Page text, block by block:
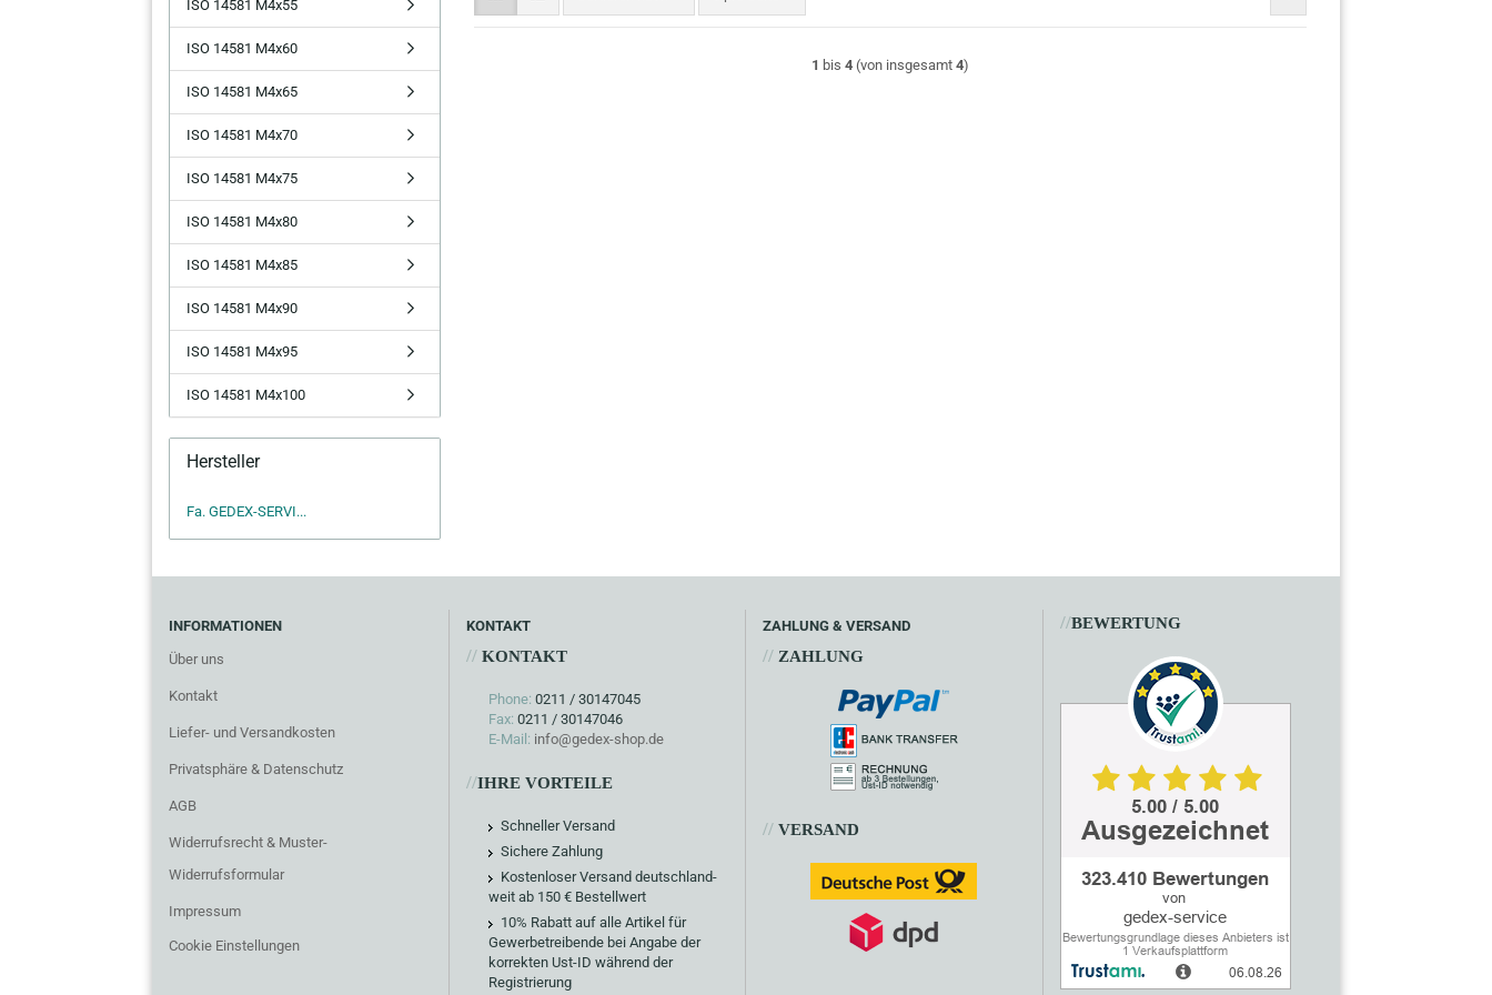
1 bis 4 (von insgesamt 4)
ISO 14581 M4x55
ISO 14581 M4x60
ISO 14581 M4x65
ISO 14581 M4x70
ISO 14581 M4x75
ISO 14581 M4x80
ISO 14581 M4x85
ISO 14581 M4x90
ISO 14581 M4x95
ISO 14581 M4x100
Hersteller
Fa. GEDEX-SERVI...
INFORMATIONEN
Über uns
Kontakt
Liefer- und Versandkosten
Privatsphäre & Datenschutz
AGB
Widerrufsrecht & Muster-
Widerrufsformular
Impressum
Cookie Einstellungen
KONTAKT
//KONTAKT
Phone: 0211 / 30147045
Fax: 0211 / 30147046
E-Mail: info@gedex-shop.de
//IHRE VORTEILE
Schneller Versand
Sichere Zahlung
Kostenloser Versand deutschland-
weit ab 150 € Bestellwert
10% Rabatt auf alle Artikel für
Gewerbetreibende bei Angabe der
korrekten Ust-ID während der
Registrierung
ZAHLUNG & VERSAND
// ZAHLUNG
// VERSAND
//BEWERTUNG